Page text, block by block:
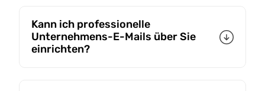
Kann ich professionelle
Unternehmens-E-Mails über Sie
einrichten?